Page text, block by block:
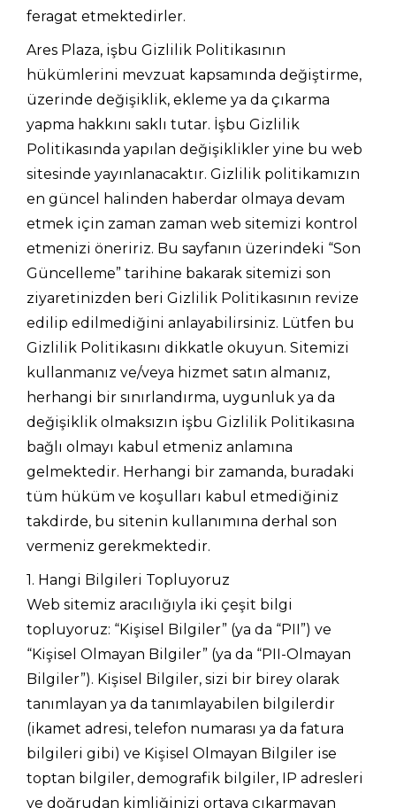
feragat etmektedirler.
Ares Plaza, işbu Gizlilik Politikasının
hükümlerini mevzuat kapsamında değiştirme,
üzerinde değişiklik, ekleme ya da çıkarma
yapma hakkını saklı tutar. İşbu Gizlilik
Politikasında yapılan değişiklikler yine bu web
sitesinde yayınlanacaktır. Gizlilik politikamızın
en güncel halinden haberdar olmaya devam
etmek için zaman zaman web sitemizi kontrol
etmenizi öneririz. Bu sayfanın üzerindeki “Son
Güncelleme” tarihine bakarak sitemizi son
ziyaretinizden beri Gizlilik Politikasının revize
edilip edilmediğini anlayabilirsiniz. Lütfen bu
Gizlilik Politikasını dikkatle okuyun. Sitemizi
kullanmanız ve/veya hizmet satın almanız,
herhangi bir sınırlandırma, uygunluk ya da
değişiklik olmaksızın işbu Gizlilik Politikasına
bağlı olmayı kabul etmeniz anlamına
gelmektedir. Herhangi bir zamanda, buradaki
tüm hüküm ve koşulları kabul etmediğiniz
takdirde, bu sitenin kullanımına derhal son
vermeniz gerekmektedir.
1. Hangi Bilgileri Topluyoruz
Web sitemiz aracılığıyla iki çeşit bilgi
topluyoruz: “Kişisel Bilgiler” (ya da “PII”) ve
“Kişisel Olmayan Bilgiler” (ya da “PII-Olmayan
Bilgiler”). Kişisel Bilgiler, sizi bir birey olarak
tanımlayan ya da tanımlayabilen bilgilerdir
(ikamet adresi, telefon numarası ya da fatura
bilgileri gibi) ve Kişisel Olmayan Bilgiler ise
toptan bilgiler, demografik bilgiler, IP adresleri
ve doğrudan kimliğinizi ortaya çıkarmayan